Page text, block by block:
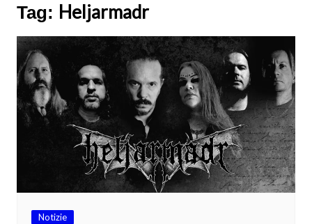
Tag: Heljarmadr
Notizie